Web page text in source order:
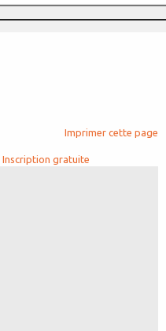
Imprimer cette page
Inscription gratuite